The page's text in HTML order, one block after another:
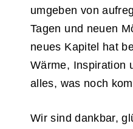
umgeben von
Tagen und neuen
neues Kapitel hat
Wärme, Inspiration
alles, was noch
Wir sind dankbar,